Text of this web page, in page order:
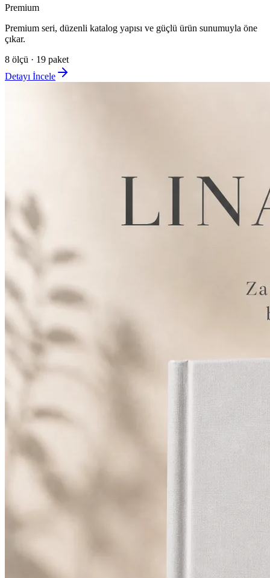
Premium
Premium seri, düzenli katalog yapısı ve güçlü ürün sunumuyla öne
çıkar.
8 ölçü · 19 paket
Detayı İncele